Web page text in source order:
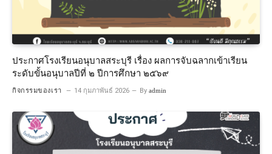
ประกาศโรงเรียนอนุบาลสระบุรี เรื่อง ผลการจับฉลากเข้าเรียน
ระดับขั้นอนุบาลปีที่ ๒ ปีการศึกษา ๒๕๖๙
กิจกรรมของเรา 14 กุมภาพันธ์ 2026 By admin